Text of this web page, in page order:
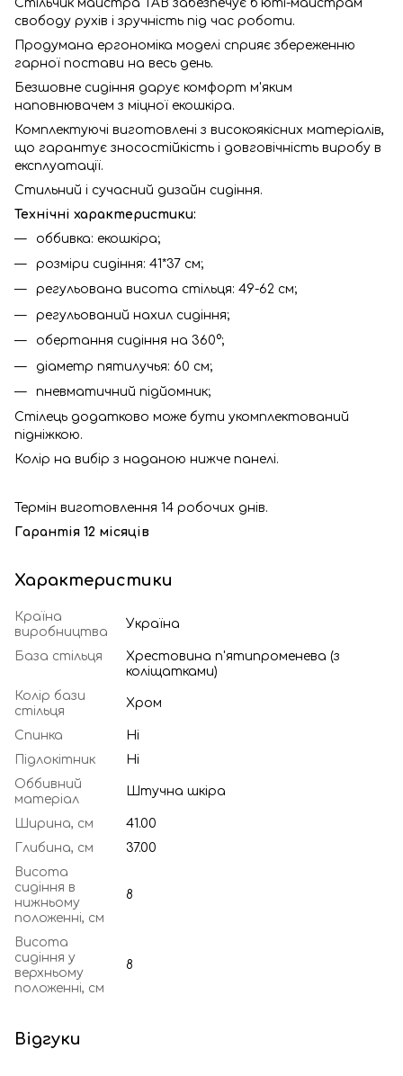
Стільчик майстра ТАВ забезпечує б'юті-майстрам
свободу рухів і зручність під час роботи.
Продумана ергономіка моделі сприяє збереженню
гарної постави на весь день.
Безшовне сидіння дарує комфорт м'яким
наповнювачем з міцної екошкіра.
Комплектуючі виготовлені з високоякісних матеріалів,
що гарантує зносостійкість і довговічність виробу в
експлуатації.
Стильний і сучасний дизайн сидіння.
Технічні характеристики:
оббивка: екошкіра;
розміри сидіння: 41*37 см;
регульована висота стільця: 49-62 см;
регульований нахил сидіння;
обертання сидіння на 360°;
діаметр пятилучья: 60 см;
пневматичний підйомник;
Стілець додатково може бути укомплектований
підніжкою.
Колір на вибір з наданою нижче панелі.
Термін виготовлення 14 робочих днів.
Гарантія 12 місяців
Характеристики
Країна
виробництва
Україна
База стільця
Хрестовина п'ятипроменева (з
коліщатками)
Колір бази
стільця
Хром
Спинка
Ні
Підлокітник
Ні
Оббивний
матеріал
Штучна шкіра
Ширина, см
41.00
Глибина, см
37.00
Висота
сидіння в
нижньому
положенні, см
8
Висота
сидіння у
верхньому
положенні, см
8
Відгуки